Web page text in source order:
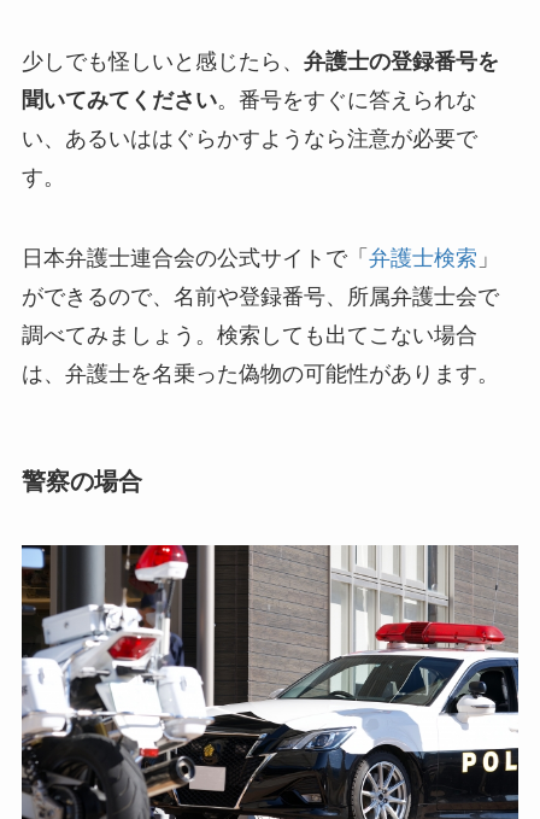
少しでも怪しいと感じたら、 弁護士の登録番号を
聞いてみてください。番号をすぐに答えられな
い、あるいははぐらかすようなら注意が必要で
す。
日本弁護士連合会の公式サイトで「 弁護士検索 」
ができるので、名前や登録番号、所属弁護士会で
調べてみましょう。検索しても出てこない場合
は、弁護士を名乗った偽物の可能性があります。
警察の場合